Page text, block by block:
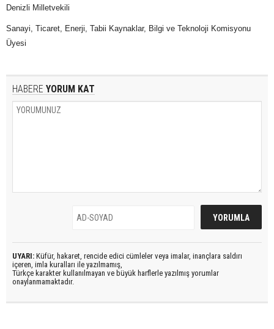
Denizli Milletvekili
Sanayi, Ticaret, Enerji, Tabii Kaynaklar, Bilgi ve Teknoloji Komisyonu
Üyesi
HABERE YORUM KAT
UYARI: Küfür, hakaret, rencide edici cümleler veya imalar, inançlara saldırı
içeren, imla kuralları ile yazılmamış,
Türkçe karakter kullanılmayan ve büyük harflerle yazılmış yorumlar
onaylanmamaktadır.